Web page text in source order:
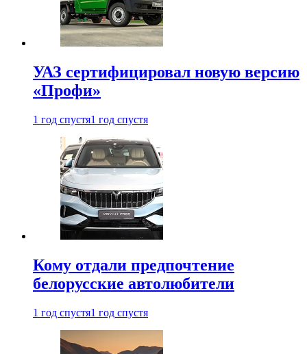
УАЗ сертифицировал новую версию
«Профи»
1 год спустя1 год спустя
Кому отдали предпочтение
белорусские автолюбители
1 год спустя1 год спустя